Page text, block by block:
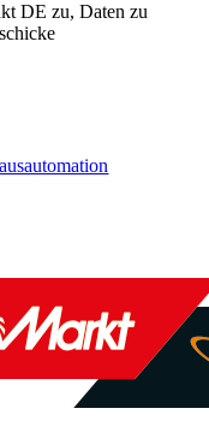
DE zu, Daten zu